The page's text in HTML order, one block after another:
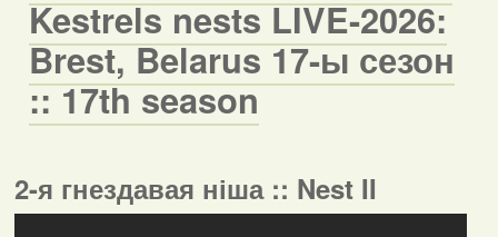
Kestrels nests LIVE-2026:
Brest, Belarus 17-ы сезон
:: 17th season
2-я гнездавая ніша :: Nest II